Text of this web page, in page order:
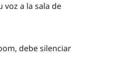
voz a la sala de
, debe silenciar